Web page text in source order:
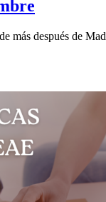
más después de